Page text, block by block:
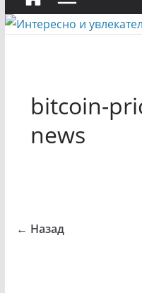
bitcoin-
news
← Назад